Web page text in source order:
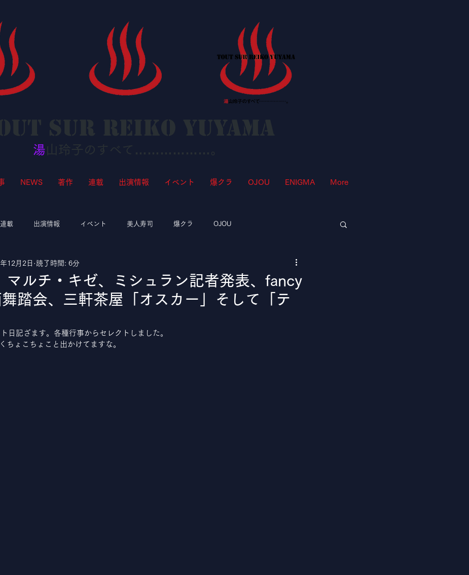
湯
NEWS 著作 連載 出演情報 イベント 爆クラ OJOU ENIGMA More
連載 出演情報 イベント 美人寿司 爆クラ OJOU
YouTube
マルチ・キゼ、ミシュラン記者発表、fancy
踏会、三軒茶屋「オスカー」そして「テ
12月2日 読了時間: 6分
日記ざます。各種行事からセレクトしました。
ちょこちょこと出かけてますな。